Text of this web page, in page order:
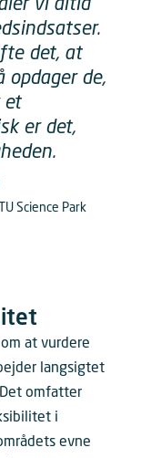
vi altid
det, at
de,
et
er det,
Science Park
at vurdere
langsigtet
omfatter
i
evne